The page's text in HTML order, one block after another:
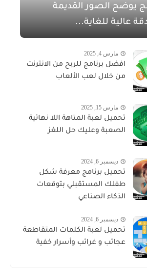
يوضح الصور القديمة
عالية للغاية...
مارس 4, 2025
افضل برنامج للربح من الانترنت
من خلال لعب الألعاب
مارس 15, 2025
تحميل لعبة المتاهة اللا نهائية
الصعبة وعليك حل اللغز
ديسمبر 6, 2024
تحميل برنامج معرفة شكل
طفلك المستقبلي بتوقعات
الذكاء الصناعي
ديسمبر 6, 2024
تحميل لعبة الكلمات المتقاطعة
عجائب و غرائب وأسرار خفية